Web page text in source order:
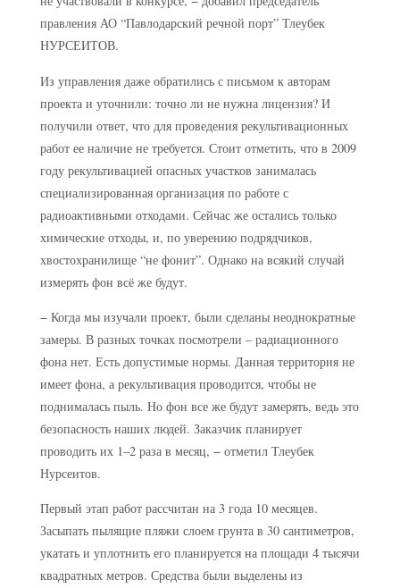
правления АО “Павлодарский речной порт” Тлеубек
НУРСЕИТОВ.
Из управления даже обратились с письмом к авторам
проекта и уточнили: точно ли не нужна лицензия? И
получили ответ, что для проведения рекультивационных
работ ее наличие не требуется. Стоит отметить, что в 2009
году рекультивацией опасных участков занималась
специализированная организация по работе с
радиоактивными отходами. Сейчас же остались только
химические отходы, и, по уверению подрядчиков,
хвостохранилище “не фонит”. Однако на всякий случай
измерять фон всё же будут.
− Когда мы изучали проект, были сделаны неоднократные
замеры. В разных точках посмотрели – радиационного
фона нет. Есть допустимые нормы. Данная территория не
имеет фона, а рекультивация проводится, чтобы не
поднималась пыль. Но фон все же будут замерять, ведь это
безопасность наших людей. Заказчик планирует
проводить их 1–2 раза в месяц, − отметил Тлеубек
Нурсеитов.
Первый этап работ рассчитан на 3 года 10 месяцев.
Засыпать пылящие пляжи слоем грунта в 30 сантиметров,
укатать и уплотнить его планируется на площади 4 тысячи
квадратных метров. Средства были выделены из